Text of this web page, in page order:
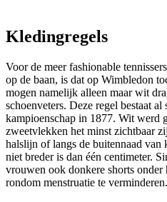
Kledingregels
Voor de meer fashionable
op de baan, is dat op Wimbledon
mogen namelijk alleen maar wit
schoenveters. Deze regel bestaat
kampioenschap in 1877. Wit werd
zweetvlekken het minst zichtbaar
halslijn of langs de buitennaad van
niet breder is dan één centimeter.
vrouwen ook donkere shorts onder
rondom menstruatie te verminderen.